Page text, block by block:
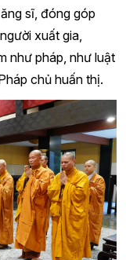
sĩ, đóng góp
xuất gia,
như pháp, như luật
chủ huấn thị.